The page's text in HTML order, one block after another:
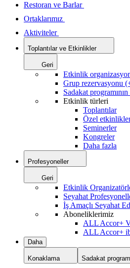
Restoran ve Barlar
Ortaklarımız
Aktiviteler
Toplantılar ve Etkinlikler
Geri
Etkinlik
Grup rezervasyonu
Sadakat
Etkinlik türleri
Toplantılar
Özel
Seminerler
Kongreler
Daha fazla
Profesyoneller
Geri
Etkinlik
Seyahat
İş Amaçlı Seyahat
Aboneliklerimiz
ALL Accor+
ALL Accor+
Daha
Konaklama Sadakat